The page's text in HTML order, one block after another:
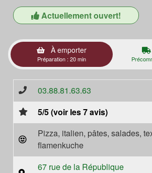
Actuellement ouvert!
À emporter
Préparation : 20 min
03.88.81.63.63
5/5 (voir les 7 avis)
Pizza, italien, pâtes, salades,
flamenkuche
67 rue de la République